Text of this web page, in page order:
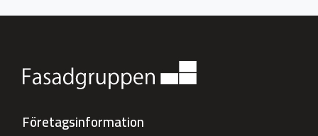
Företagsinformation